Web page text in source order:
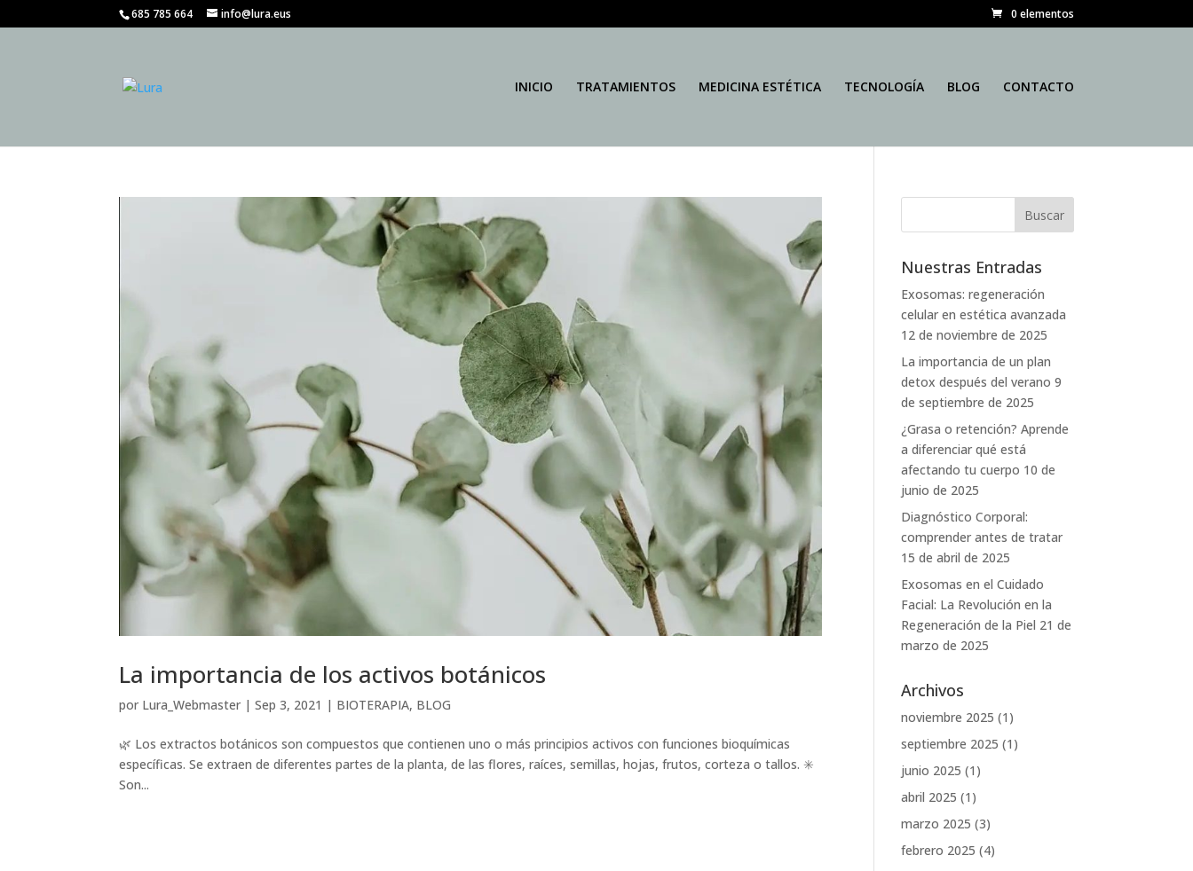
685 785 664 info@lura.eus 0 elementos
INICIO TRATAMIENTOS MEDICINA ESTÉTICA TECNOLOGÍA BLOG CONTACTO
La importancia de los activos botánicos
por Lura_Webmaster |Sep 3, 2021 | BIOTERAPIA, BLOG
🌿 Los extractos botánicos son compuestos que contienen uno o más principios activos con funciones bioquímicas
específicas. Se extraen de diferentes partes de la planta, de las flores, raíces, semillas, hojas, frutos, corteza o tallos. ✳️
Son...
Nuestras Entradas
Exosomas: regeneración
celular en estética avanzada
12 de noviembre de 2025
La importancia de un plan
detox después del verano 9
de septiembre de 2025
¿Grasa o retención? Aprende
a diferenciar qué está
afectando tu cuerpo 10 de
junio de 2025
Diagnóstico Corporal:
comprender antes de tratar
15 de abril de 2025
Exosomas en el Cuidado
Facial: La Revolución en la
Regeneración de la Piel 21 de
marzo de 2025
Archivos
noviembre 2025 (1)
septiembre 2025 (1)
junio 2025 (1)
abril 2025 (1)
marzo 2025 (3)
febrero 2025 (4)